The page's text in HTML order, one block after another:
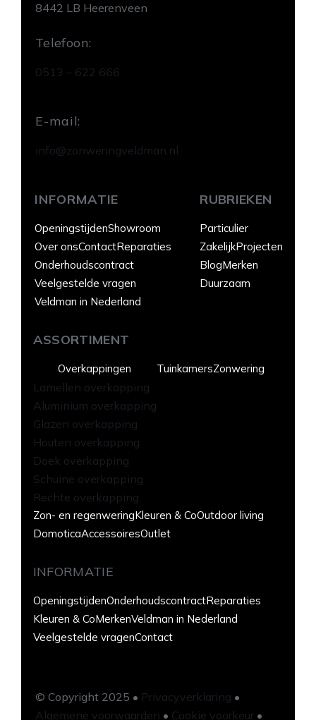
8442 LB Heerenveen
Telefoon:
0513 – 622 666
E-mail:
info@zonweringveldman.nl
ASSORTIMENT
Overkappingen
Lamellen overkapping
Aluminium overkapping
Glazen overkapping
Houten overkapping
Doek overkapping
Schuine overkapping
Rechte overkapping
TuinkamersZonwering
Zon- en regenweringKleuren & CoOutdoor living
DomoticaAccessoiresOutlet
RUBRIEKEN
Particulier
ZakelijkProjecten
BlogMerken
Duurzaam
INFORMATIE
OpeningstijdenOnderhoudscontractReparaties
Kleuren & CoMerkenVeldman in Nederland
Veelgestelde vragenContact
INFORMATIE
OpeningstijdenShowroom
Over onsContactReparaties
Onderhoudscontract
Veelgestelde vragen
Veldman in Nederland
© Copyright 2025 • Privacyverklaring •
Algemene voorwaarden • Cookie voorkeur •